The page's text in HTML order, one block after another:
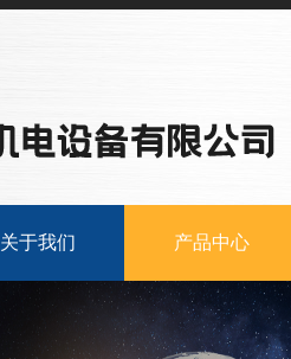
关于我们 产品中心